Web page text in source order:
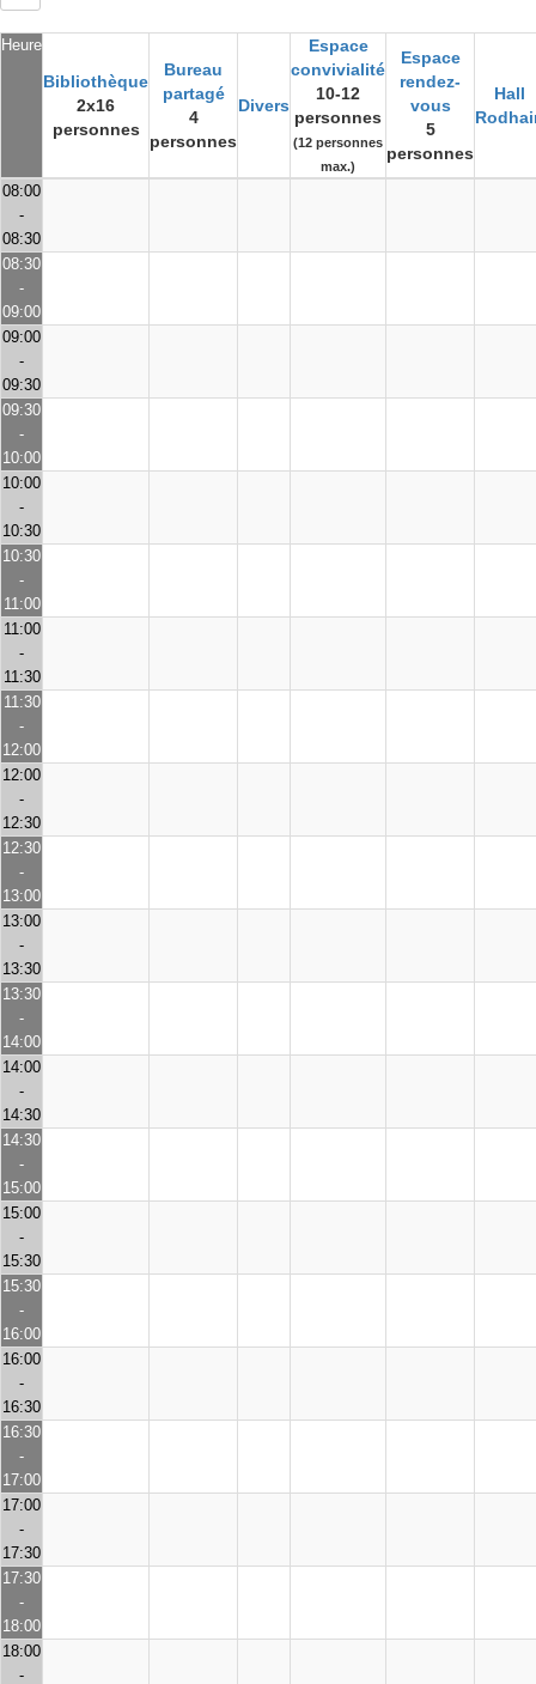
Heure
Bibliothèque
2x16
personnes
Bureau
partagé
4
personnes
Divers
Espace
convivialité
10-12
personnes
(12 personnes
max.)
Espace
rendez-
vous
5
personnes
Hall
08:00
-
08:30
08:30
-
09:00
09:00
-
09:30
09:30
-
10:00
10:00
-
10:30
10:30
-
11:00
11:00
-
11:30
11:30
-
12:00
12:00
-
12:30
12:30
-
13:00
13:00
-
13:30
13:30
-
14:00
14:00
-
14:30
14:30
-
15:00
15:00
-
15:30
15:30
-
16:00
16:00
-
16:30
16:30
-
17:00
17:00
-
17:30
17:30
-
18:00
18:00
-